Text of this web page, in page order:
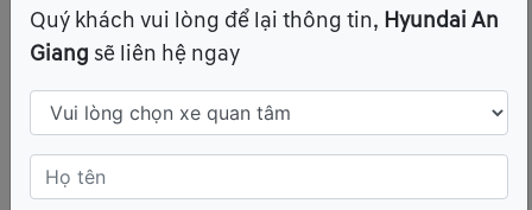
Quý khách vui lòng để lại thông tin, Hyundai An
Giang sẽ liên hệ ngay